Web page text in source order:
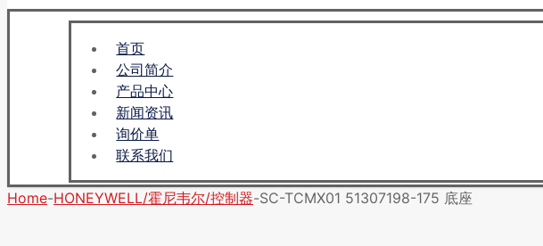
首页
公司简介
产品中心
新闻资讯
询价单
联系我们
Home-HONEYWELL/霍尼韦尔/控制器-SC-TCMX01 51307198-175 底座